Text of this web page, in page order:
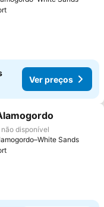
Ver preços
aos favoritos
disponível
Sands